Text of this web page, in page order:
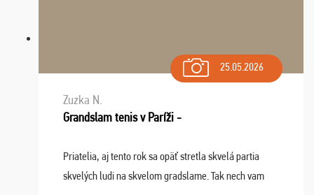
25.05.2026
Zuzka N.
Grandslam tenis v Paríži -
Priatelia, aj tento rok sa opäť stretla skvelá partia
skvelých ludi na skvelom gradslame. Tak nech vam